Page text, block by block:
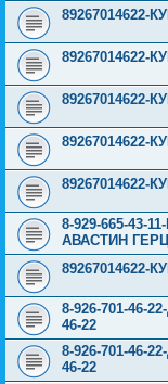
8-929-665-
АВАСТИН
8-926-701-
46-22
8-926-701-
46-22